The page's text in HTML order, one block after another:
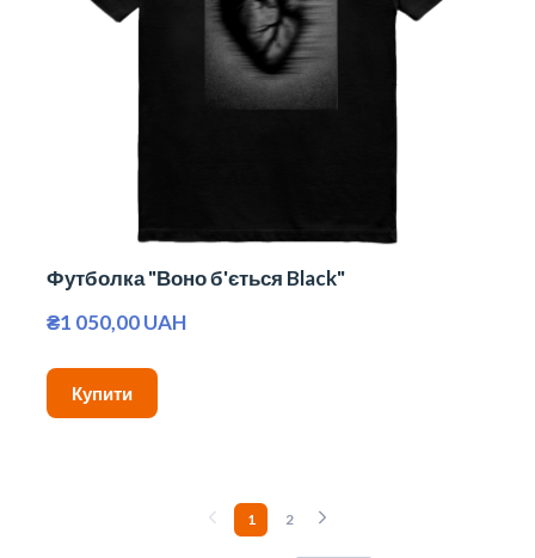
Футболка "Воно б'ється Black"
₴1 050,00 UAH
Купити
1 2